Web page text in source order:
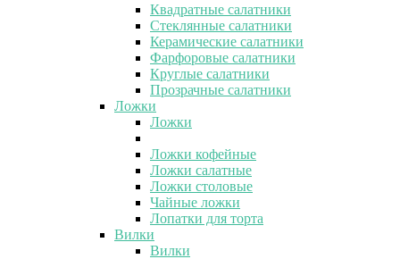
Квадратные салатники
Стеклянные салатники
Керамические салатники
Фарфоровые салатники
Круглые салатники
Прозрачные салатники
Ложки
Ложки
Ложки кофейные
Ложки салатные
Ложки столовые
Чайные ложки
Лопатки для торта
Вилки
Вилки